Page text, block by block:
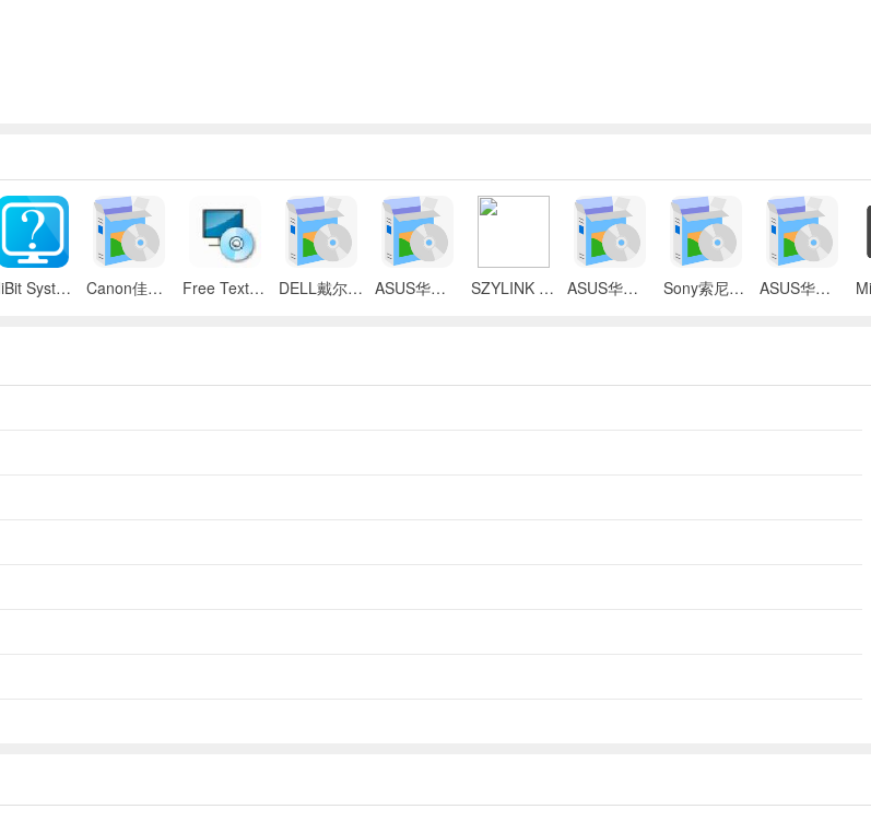
HiBit System Information(系统信息检测工具) Canon佳能 iR 2545i数码复合机UFR II驱动 Free Text to Speech DELL戴尔 Inspiron 11z笔记本触摸板驱动 ASUS华硕 X87Q笔记本 无线网络控制器应用程序 SZYLINK CDMA_CARD 1501A无线上网卡 ASUS华硕 G50V笔记本电脑无线网卡驱动 Sony索尼VGN-P3系列笔记本Intel无线网卡驱动 ASUS华硕S2Ne笔记本电脑主板BIOS